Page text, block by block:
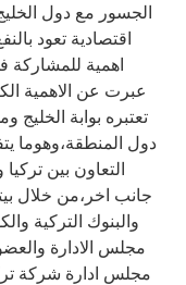
الجسور مع دول
اقتصادية تعود
اهمية للمشاركة
عبرت عن الاهمية
تعتبره بوابة الخليج
دول المنطقة،وهوما
التعاون بين
جانب اخر،من خلال
والبنوك التركية
مجلس الادارة
مجلس ادارة شركة